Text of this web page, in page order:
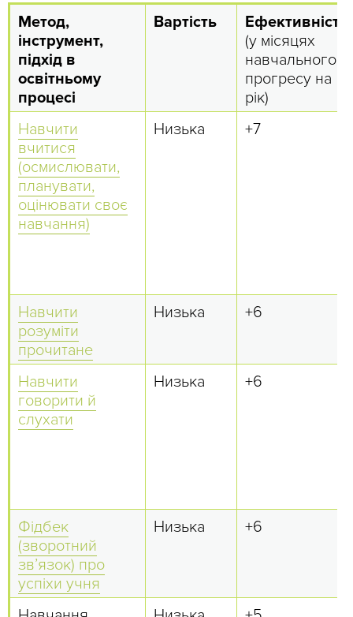
Метод,
інструмент,
підхід в
освітньому
процесі
Вартість
Ефективність
(у місяцях
навчального
прогресу на
рік)
Навчити
вчитися
(осмислювати,
планувати,
оцінювати своє
навчання)
Низька +7
Навчити
розуміти
прочитане
Низька +6
Навчити
говорити й
слухати
Низька +6
Фідбек
(зворотний
зв’язок) про
успіхи учня
Низька +6